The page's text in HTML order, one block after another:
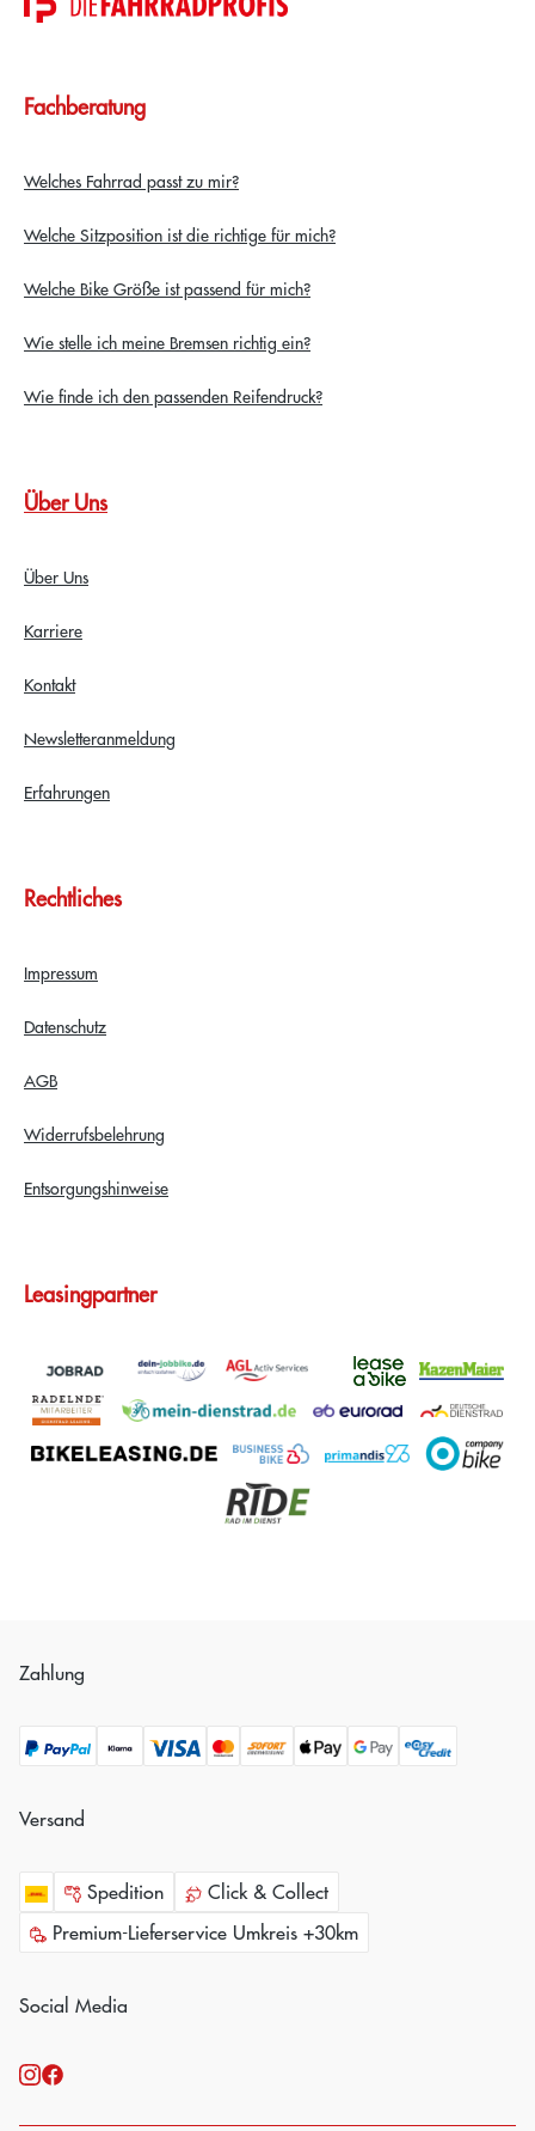
Fachberatung
Welches Fahrrad passt zu mir?
Welche Sitzposition ist die richtige für mich?
Welche Bike Größe ist passend für mich?
Wie stelle ich meine Bremsen richtig ein?
Wie finde ich den passenden Reifendruck?
Über Uns
Über Uns
Karriere
Kontakt
Newsletteranmeldung
Erfahrungen
Rechtliches
Impressum
Datenschutz
AGB
Widerrufsbelehrung
Entsorgungshinweise
Leasingpartner
Zahlung
Versand
Spedition
Click & Collect
Premium-Lieferservice Umkreis +30km
Social Media